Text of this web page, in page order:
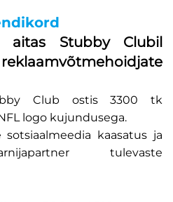
aitas Stubby Clubil
Club ostis 3300 tk
logo kujundusega.
kaasatus ja
tulevaste